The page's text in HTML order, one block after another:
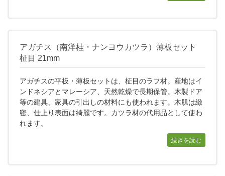
アガチス（南洋桂・ナンヨウカツラ）薄板セット
柾目 21mm
アガチスの平板・薄板セットは、柾目のラフ材。産地はイ
ンドネシアとマレーシア、天然乾燥で長期保管。木製ドア
等の建具、家具の引出しの材料にも使われます。木肌は緻
密、仕上り表面は綺麗です。カツラ材の代用品として使わ
れます。
続きを読む